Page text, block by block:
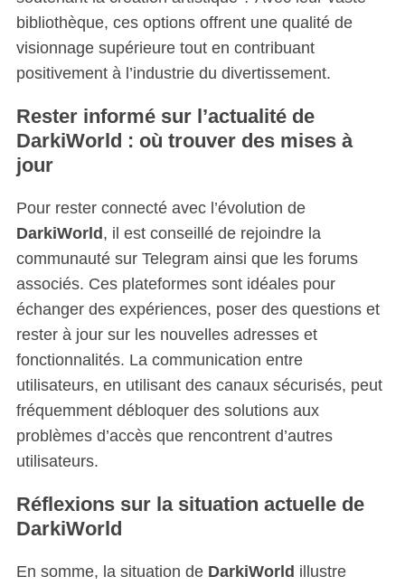
bibliothèque, ces options offrent une qualité de
visionnage supérieure tout en contribuant
positivement à l’industrie du divertissement.
Rester informé sur l’actualité de
DarkiWorld : où trouver des mises à
jour
Pour rester connecté avec l’évolution de
DarkiWorld, il est conseillé de rejoindre la
communauté sur Telegram ainsi que les forums
associés. Ces plateformes sont idéales pour
échanger des expériences, poser des questions et
rester à jour sur les nouvelles adresses et
fonctionnalités. La communication entre
utilisateurs, en utilisant des canaux sécurisés, peut
fréquemment débloquer des solutions aux
problèmes d’accès que rencontrent d’autres
utilisateurs.
Réflexions sur la situation actuelle de
DarkiWorld
En somme, la situation de DarkiWorld illustre